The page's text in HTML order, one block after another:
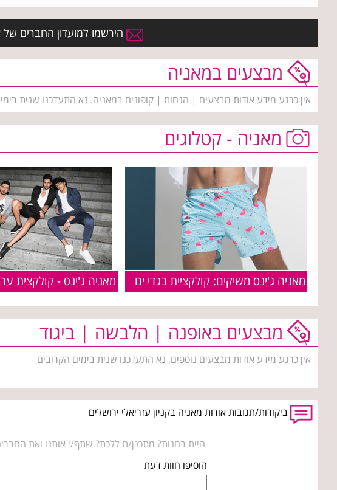
הירשמו למועדון החברים של
מבצעים במאניה
אין כרגע מידע אודות מבצעים | הנחות | קופונים במאניה. נא התעדכנו שנית
מאניה - קטלוגים
מאניה ג'ינס משיקים: קולקציית בגדי ים מאניה ג'ינס - קולקצית ערב
מבצעים באופנה | הלבשה | ביגוד
אין כרגע מידע אודות מבצעים נוספים, נא התעדכנו שנית בימים הקרובים
ביקורות/תגובות אודות מאניה בקניון עזריאלי ירושלים
היית בחנות? מתכנן/ת ללכת? שתף/י אותנו ואת
הוסיפו חוות דעת